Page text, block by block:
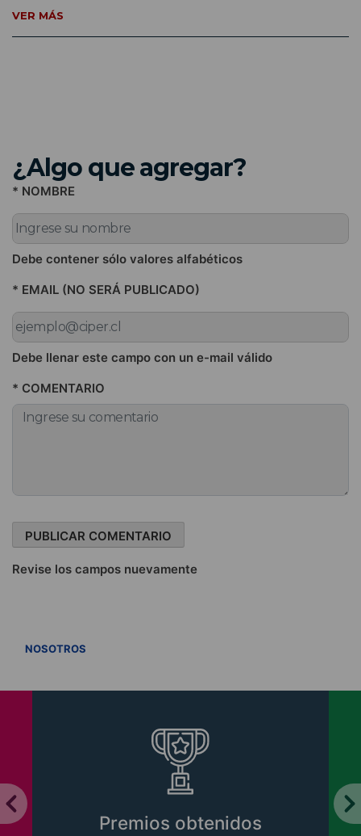
VER MÁS
¿Algo que agregar?
* NOMBRE
Debe contener sólo valores alfabéticos
* EMAIL (NO SERÁ PUBLICADO)
Debe llenar este campo con un e-mail válido
* COMENTARIO
Revise los campos nuevamente
NOSOTROS
Premios obtenidos